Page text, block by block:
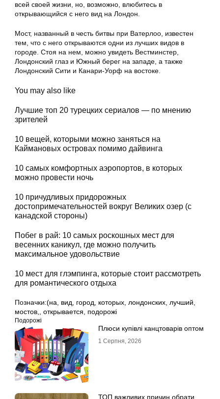
всей своей жизни, но, возможно, влюбитесь в
открывающийся с него вид на Лондон.
Мост, названный в честь битвы при Ватерлоо, известен
тем, что с него открываются одни из лучших видов в
городе. Стоя на нем, можно увидеть Вестминстер,
Лондонский глаз и Южный берег на западе, а также
Лондонский Сити и Канари-Уорф на востоке.
You may also like
Лучшие топ 20 турецких сериалов — по мнению
зрителей
10 вещей, которыми можно заняться на
Каймановых островах помимо дайвинга
10 самых комфортных аэропортов, в которых
можно провести ночь
10 причудливых придорожных
достопримечательностей вокруг Великих озер (с
канадской стороны)
Побег в рай: 10 самых роскошных мест для
весенних каникул, где можно получить
максимальное удовольствие
10 мест для глэмпинга, которые стоит рассмотреть
для романтического отдыха
Позначки:(на, вид, город, которых, лондонских, лучший,
мостов,, открывается, подорожі
Подорожі
Плюси купівлі канцтоварів оптом
1 Серпня, 2026
ТОП важливих причин обрати